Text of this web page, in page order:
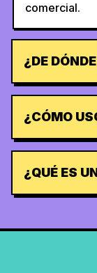
comercial.
¿DE
¿CÓMO
¿QUÉ ES